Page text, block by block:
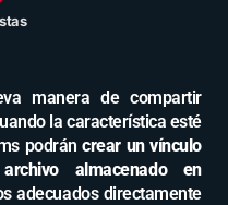
manera de compartir
la característica esté
podráncrear un vínculo
almacenado en
adecuados directamente